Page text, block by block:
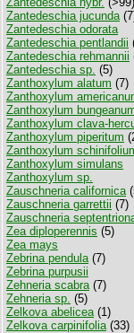
Zantedeschia jucunda
Zantedeschia odorata
Zantedeschia pentlandii
Zantedeschia rehmannii
Zantedeschia sp. (5)
Zanthoxylum alatum (7)
Zanthoxylum
Zanthoxylum
Zanthoxylum clava-
Zanthoxylum piperitum
Zanthoxylum
Zanthoxylum simulans
Zanthoxylum sp.
Zauschneria californica
Zauschneria garrettii (7)
Zauschneria
Zea diploperennis (5)
Zea mays
Zebrina pendula(7)
Zebrina purpusii
Zehneria scabra(7)
Zehneria sp. (5)
Zelkova abelicea(1)
Zelkova carpinifolia(33)